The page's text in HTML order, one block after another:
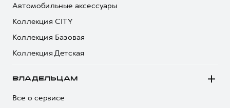
Автомобильные аксессуары
Коллекция CITY
Коллекция Базовая
Коллекция Детская
ВЛАДЕЛЬЦАМ
Все о сервисе